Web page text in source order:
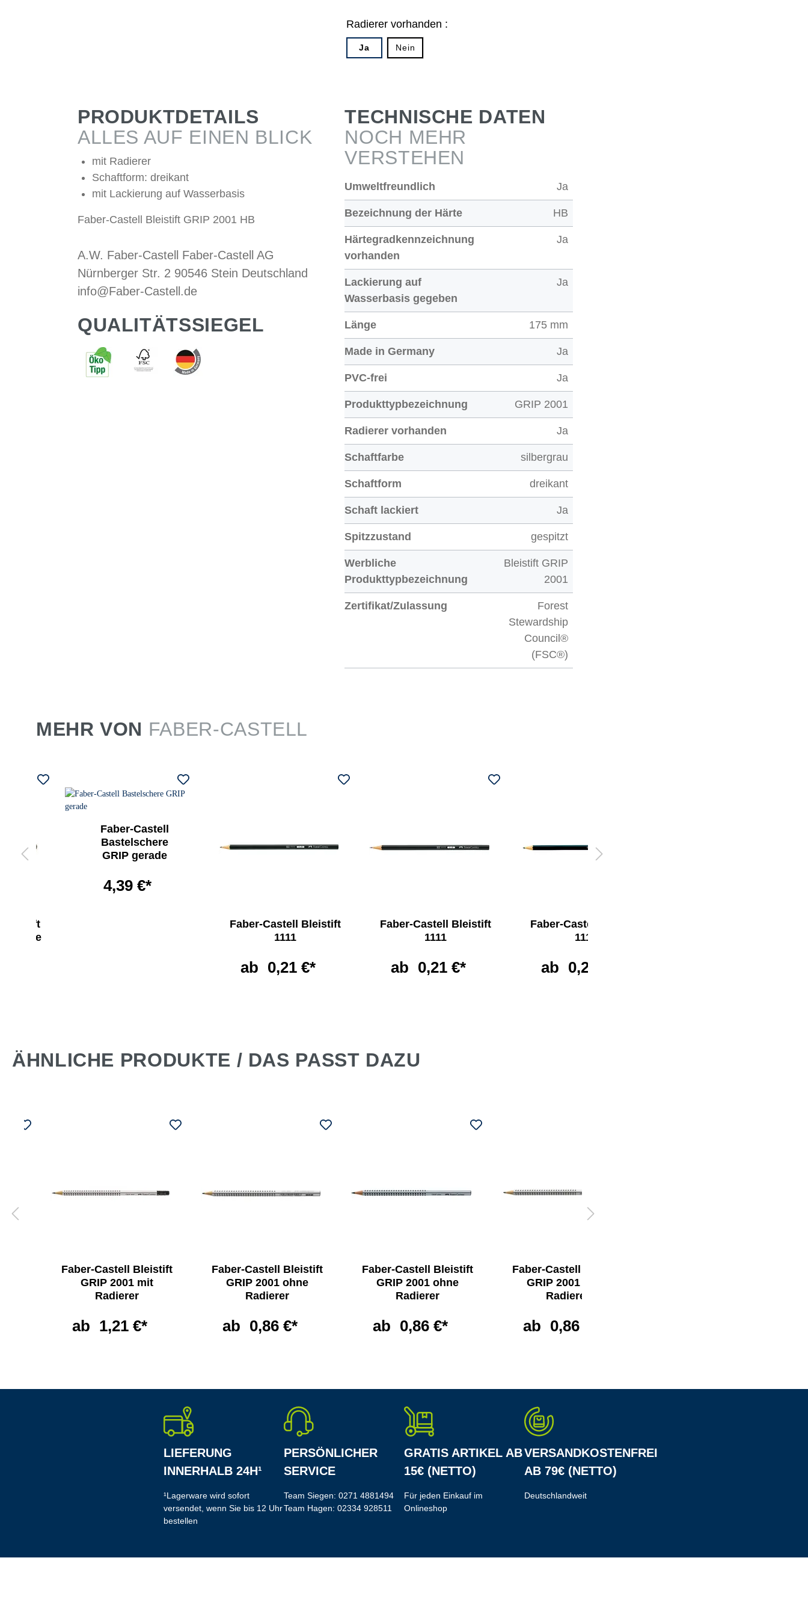
Radierer vorhanden :
Ja Nein
PRODUKTDETAILS
ALLES AUF EINEN BLICK
mit Radierer
Schaftform: dreikant
mit Lackierung auf Wasserbasis
Faber-Castell Bleistift GRIP 2001 HB
A.W. Faber-Castell Faber-Castell AG
Nürnberger Str. 2 90546 Stein Deutschland
info@Faber-Castell.de
QUALITÄTSSIEGEL
TECHNISCHE DATEN
NOCH MEHR
VERSTEHEN
Umweltfreundlich Ja
Bezeichnung der Härte HB
Härtegradkennzeichnung
vorhanden
Ja
Lackierung auf
Wasserbasis gegeben
Ja
Länge 175 mm
Made in Germany Ja
PVC-frei Ja
Produkttypbezeichnung GRIP 2001
Radierer vorhanden Ja
Schaftfarbe silbergrau
Schaftform dreikant
Schaft lackiert Ja
Spitzzustand gespitzt
Werbliche
Produkttypbezeichnung
Bleistift GRIP
2001
Zertifikat/Zulassung
Forest
Stewardship
Council®
(FSC®)
MEHR VON FABER-CASTELL
ohne
Faber-Castell
Bastelschere
GRIP gerade
4,39 €*
Faber-Castell Bleistift
1111
ab 0,21 €*
Faber-Castell Bleistift
1111
ab 0,21 €*
Faber-Castell Bleistift
1111
ab 0,21 €*
ÄHNLICHE PRODUKTE / DAS PASST DAZU
Faber-Castell Bleistift
GRIP 2001 mit
Radierer
ab 1,21 €*
Faber-Castell Bleistift
GRIP 2001 ohne
Radierer
ab 0,86 €*
Faber-Castell Bleistift
GRIP 2001 ohne
Radierer
ab 0,86 €*
Faber-Castell Bleistift
GRIP 2001 ohne
Radierer
ab 0,86 €*
LIEFERUNG
INNERHALB 24H¹
¹Lagerware wird sofort
versendet, wenn Sie bis 12 Uhr
bestellen
PERSÖNLICHER
SERVICE
Team Siegen: 0271 4881494
Team Hagen: 02334 928511
GRATIS ARTIKEL AB
15€ (NETTO)
Für jeden Einkauf im
Onlineshop
VERSANDKOSTENFREI
AB 79€ (NETTO)
Deutschlandweit